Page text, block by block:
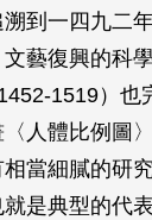
到一四九二
藝復興的科
1519）也
人體比例圖
當細膩的研
是典型的代